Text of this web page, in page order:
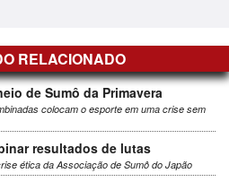
RELACIONADO
de Sumô da Primavera
colocam o esporte em uma crise sem
resultados de lutas
ética da Associação de Sumô do Japão